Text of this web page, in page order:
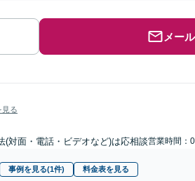
メー
見る
(対面・電話・ビデオなど)は応相談営業時間：
事例を見る(1件) 料金表を見る